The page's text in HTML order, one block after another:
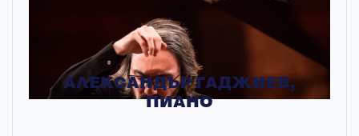
АЛЕКСАНДЪР ГАДЖИЕВ,
ПИАНО